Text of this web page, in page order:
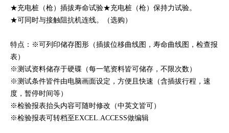
★充电桩（枪）插拔寿命试验★充电桩（枪）保持力试验。
★可同时与接触阻抗机连线。（选购）
特点：※可列印储存图形（插拔位移曲线图，寿命曲线图，检查报
表）
※测试资料储存于硬碟（每一笔资料皆可储存，不限次数）
※测试条件皆件由电脑画面设定，方便且快速（含插拔行程，速
度，暂停时间等）
※检验报表抬头内容可随时修改（中英文皆可）
※检验报表可转档至EXCEL.ACCESS做编辑